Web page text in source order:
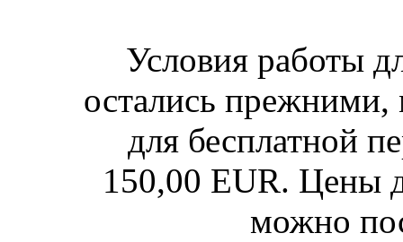
Условия работы
остались прежними,
для бесплатной
150,00 EUR. Цены
можно